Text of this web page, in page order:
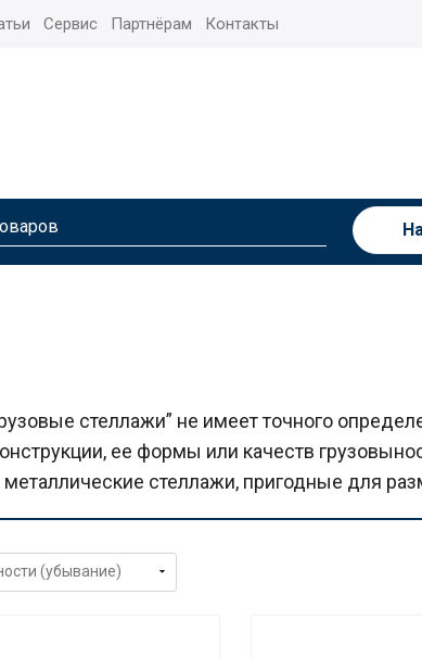
Сервис Партнёрам Контакты
стеллажи” не имеет точного
ее формы или качеств
стеллажи, пригодные для